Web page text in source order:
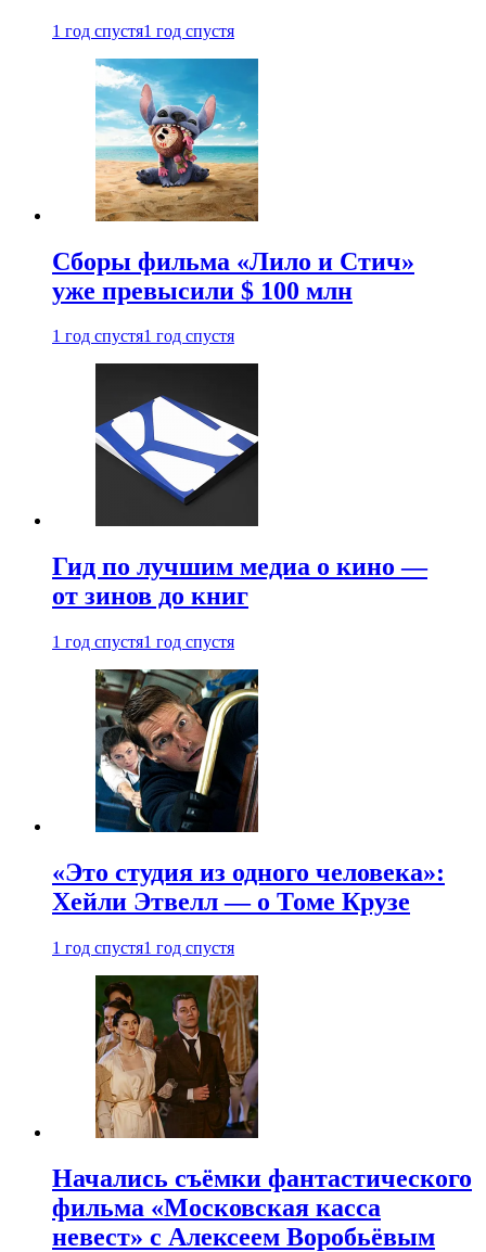
1 год спустя1 год спустя
Сборы фильма «Лило и Стич»
уже превысили $ 100 млн
1 год спустя1 год спустя
Гид по лучшим медиа о кино —
от зинов до книг
1 год спустя1 год спустя
«Это студия из одного человека»:
Хейли Этвелл — о Томе Крузе
1 год спустя1 год спустя
Начались съёмки фантастического
фильма «Московская касса
невест» с Алексеем Воробьёвым